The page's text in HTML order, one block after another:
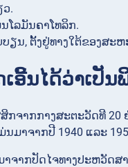
.
ໂລມັນຄາໂທລິກ.
ຽນ, ຕັ້ງຢູ່ທາງໃຕ້ຂອງສະ
ອີ້ນໄດ້ວ່າເປັ
າກກາງສະຕະວັດທີ 20
ນມາຈາກປີ 1940 ແລະ
າກປັດໄຈທາງປະຫວັດສ